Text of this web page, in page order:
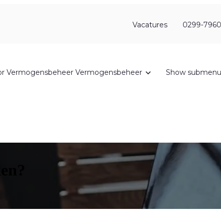
Vacatures 0299-
Vermogensbeheer Vermogensbeheer Show